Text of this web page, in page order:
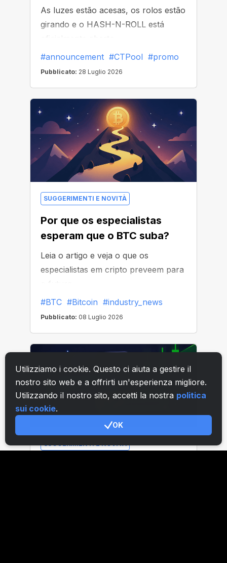
Utilizziamo i cookie. Questo ci aiuta a gestire il
nostro sito web e a offrirti un'esperienza migliore.
Utilizzando il nostro sito, accetti la nostra politica
sui cookie.
OK